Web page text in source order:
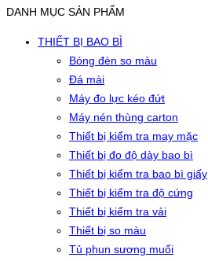
DANH MỤC SẢN PHẨM
THIẾT BỊ BAO BÌ
Bóng đèn so màu
Đá mài
Máy đo lực kéo đứt
Máy nén thùng carton
Thiết bị kiểm tra may mặc
Thiết bị đo độ dày bao bì
Thiết bị kiểm tra bao bì giấy
Thiết bị kiểm tra độ cứng
Thiết bị kiểm tra vải
Thiết bị so màu
Tủ phun sương muối